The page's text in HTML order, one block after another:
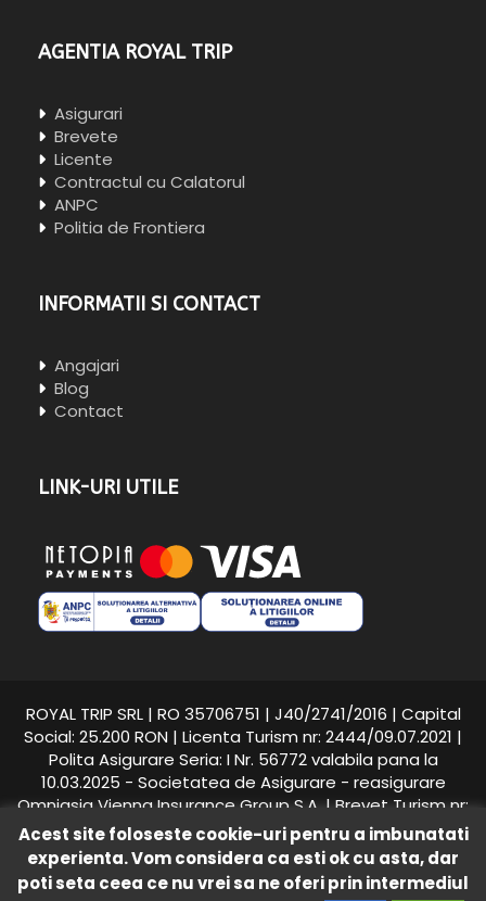
AGENTIA ROYAL TRIP
Asigurari
Brevete
Licente
Contractul cu Calatorul
ANPC
Politia de Frontiera
INFORMATII SI CONTACT
Angajari
Blog
Contact
LINK-URI UTILE
ROYAL TRIP SRL | RO 35706751 | J40/2741/2016 | Capital
Social: 25.200 RON | Licenta Turism nr: 2444/09.07.2021 |
Polita Asigurare Seria: I Nr. 56772 valabila pana la
10.03.2025 - Societatea de Asigurare - reasigurare
Omniasig Vienna Insurance Group S.A. | Brevet Turism nr:
25558/2018 - Suhăianu Adina-Roxana
Royal Trip © 2016 - 2026 toate drepturile rezervate.
Intretinere si promovare WEBLIFY DIGITAL S.R.L.
Acest site foloseste cookie-uri pentru a imbunatati
experienta. Vom considera ca esti ok cu asta, dar
poti seta ceea ce nu vrei sa ne oferi prin intermediul